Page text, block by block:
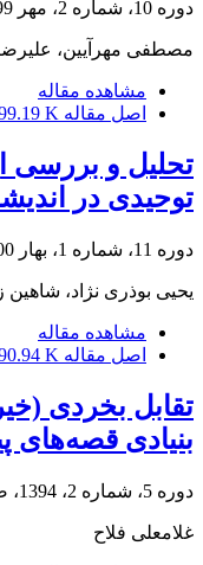
دوره 10، شماره 2، مهر 1399، صفحه
مصطفی مهرآیین،
مشاهده مقاله
اصل مقاله K
تحلیل و بررسی
توحیدی در
دوره 11، شماره 1، بهار 1400، صفحه
یحیی بوذری نژاد، شاهین
مشاهده مقاله
اصل مقاله K
تقابل بخردی
بنیادی قصه‌های
دوره 5، شماره 2، 1394، صفحه
غلامعلی فلاح